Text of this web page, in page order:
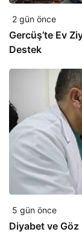
2 gün önce
Gercüş’te Ev
Destek
5 gün önce
Diyabet ve Göz